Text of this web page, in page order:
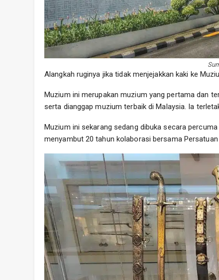
Alangkah ruginya jika tidak menjejakkan kaki ke
Muzium ini merupakan muzium yang pertama dan
serta dianggap muzium terbaik di Malaysia. Ia
Muzium ini sekarang sedang dibuka secara
menyambut 20 tahun kolaborasi bersama Persatuan